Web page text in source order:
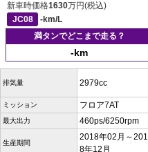
新車時価格1630万円(税込)
JC08
-km/L
満タンでどこまで走る？
-km
排気量 2979cc
ミッション フロア7AT
最大出力 460ps/6250rpm
生産期間
2018年02月～201
8年12月